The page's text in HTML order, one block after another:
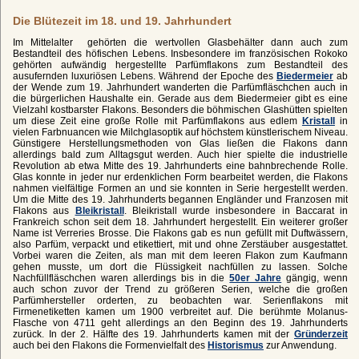
Die Blütezeit im 18. und 19. Jahrhundert
Im Mittelalter gehörten die wertvollen Glasbehälter dann auch zum
Bestandteil des höfischen Lebens. Insbesondere im französischen Rokoko
gehörten aufwändig hergestellte Parfümflakons zum Bestandteil des
ausufernden luxuriösen Lebens. Während der Epoche des Biedermeierab
der Wende zum 19. Jahrhundert wanderten die Parfümfläschchen auch in
die bürgerlichen Haushalte ein. Gerade aus dem Biedermeier gibt es eine
Vielzahl kostbarster Flakons. Besonders die böhmischen Glashütten spielten
um diese Zeit eine große Rolle mit Parfümflakons aus edlem Kristallin
vielen Farbnuancen wie Milchglasoptik auf höchstem künstlerischem Niveau.
Günstigere Herstellungsmethoden von Glas ließen die Flakons dann
allerdings bald zum Alltagsgut werden. Auch hier spielte die industrielle
Revolution ab etwa Mitte des 19. Jahrhunderts eine bahnbrechende Rolle.
Glas konnte in jeder nur erdenklichen Form bearbeitet werden, die Flakons
nahmen vielfältige Formen an und sie konnten in Serie hergestellt werden.
Um die Mitte des 19. Jahrhunderts begannen Engländer und Franzosen mit
Flakons aus Bleikristall. Bleikristall wurde insbesondere in Baccarat in
Frankreich schon seit dem 18. Jahrhundert hergestellt. Ein weiterer großer
Name ist Verreries Brosse. Die Flakons gab es nun gefüllt mit Duftwässern,
also Parfüm, verpackt und etikettiert, mit und ohne Zerstäuber ausgestattet.
Vorbei waren die Zeiten, als man mit dem leeren Flakon zum Kaufmann
gehen musste, um dort die Flüssigkeit nachfüllen zu lassen. Solche
Nachfüllfläschchen waren allerdings bis in die50er Jahre gängig, wenn
auch schon zuvor der Trend zu größeren Serien, welche die großen
Parfümhersteller orderten, zu beobachten war. Serienflakons mit
Firmenetiketten kamen um 1900 verbreitet auf. Die berühmte Molanus-
Flasche von 4711 geht allerdings an den Beginn des 19. Jahrhunderts
zurück. In der 2. Hälfte des 19. Jahrhunderts kamen mit der Gründerzeit
auch bei den Flakons die Formenvielfalt des Historismus zur Anwendung.